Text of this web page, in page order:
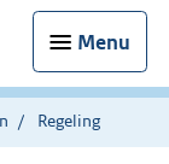
Menu
Regeling